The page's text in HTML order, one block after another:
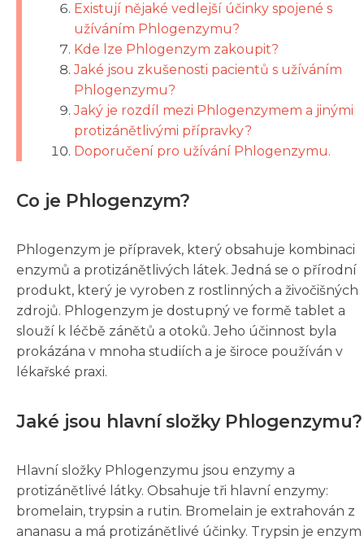
Existují nějaké vedlejší účinky spojené s
užíváním Phlogenzymu?
Kde lze Phlogenzym zakoupit?
Jaké jsou zkušenosti pacientů s užíváním
Phlogenzymu?
Jaký je rozdíl mezi Phlogenzymem a jinými
protizánětlivými přípravky?
Doporučení pro užívání Phlogenzymu.
Co je Phlogenzym?
Phlogenzym je přípravek, který obsahuje kombinaci
enzymů a protizánětlivých látek. Jedná se o přírodní
produkt, který je vyroben z rostlinných a živočišných
zdrojů. Phlogenzym je dostupný ve formě tablet a
slouží k léčbě zánětů a otoků. Jeho účinnost byla
prokázána v mnoha studiích a je široce používán v
lékařské praxi.
Jaké jsou hlavní složky Phlogenzymu?
Hlavní složky Phlogenzymu jsou enzymy a
protizánětlivé látky. Obsahuje tři hlavní enzymy:
bromelain, trypsin a rutin. Bromelain je extrahován z
ananasu a má protizánětlivé účinky. Trypsin je enzym